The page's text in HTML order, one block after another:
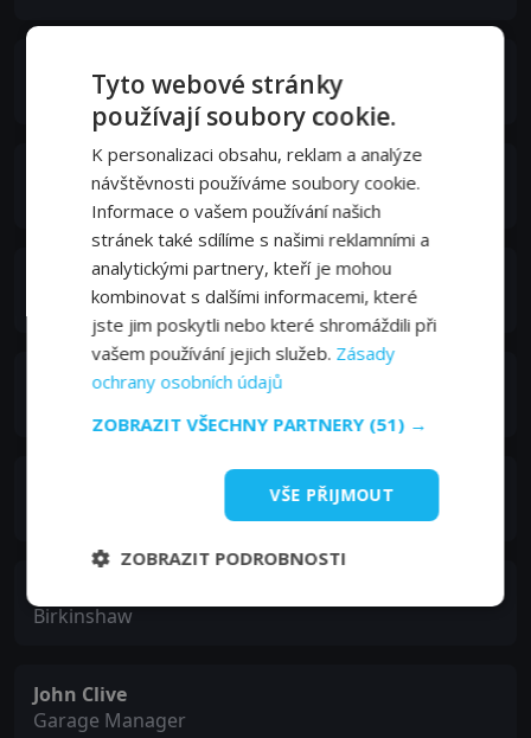
Raf Vallone
Altabani
Tony Beckley
Camp Freddie
Rossano Brazzi
Beckerman
Irene Handl
Birkinshaw
John Clive
Garage Manager
Tyto webové stránky
používají soubory cookie.
K personalizaci obsahu, reklam a analýze
návštěvnosti používáme soubory cookie.
Informace o vašem používání našich
stránek také sdílíme s našimi reklamními a
analytickými partnery, kteří je mohou
kombinovat s dalšími informacemi, které
jste jim poskytli nebo které shromáždili při
vašem používání jejich služeb. Zásady
ochrany osobních údajů
ZOBRAZIT VŠECHNY PARTNERY (51) →
VŠE PŘIJMOUT
ZOBRAZIT PODROBNOSTI